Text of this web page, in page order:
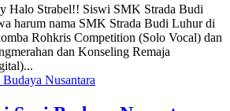
Halo Strabel!! Siswi SMK Strada Budi
harum nama SMK Strada Budi Luhur di
Rohkris Competition (Solo Vocal) dan
dan Konseling Remaja